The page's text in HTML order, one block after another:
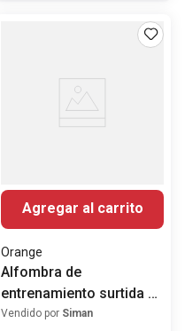
Agregar al carrito
Orange
Alfombra de
entrenamiento surtida 1
unidad
Vendido por Siman